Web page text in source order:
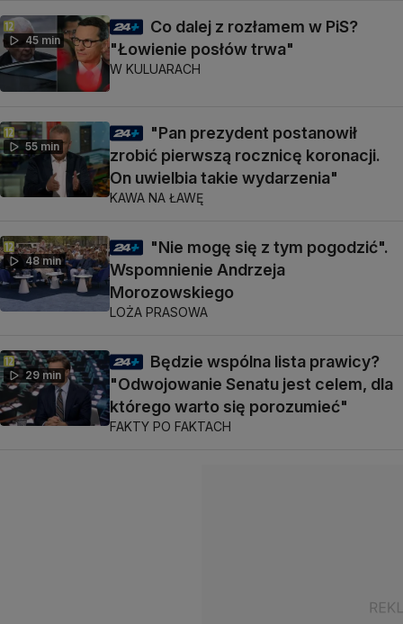
45 min
Co dalej z rozłamem w PiS?
"Łowienie posłów trwa"
W KULUARACH
55 min
"Pan prezydent postanowił
zrobić pierwszą rocznicę koronacji.
On uwielbia takie wydarzenia"
KAWA NA ŁAWĘ
48 min
"Nie mogę się z tym pogodzić".
Wspomnienie Andrzeja
Morozowskiego
LOŻA PRASOWA
29 min
Będzie wspólna lista prawicy?
"Odwojowanie Senatu jest celem, dla
którego warto się porozumieć"
FAKTY PO FAKTACH